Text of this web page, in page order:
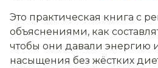
Это практическая книга с
объяснениями, как
чтобы они давали энергию
насыщения без жёстких